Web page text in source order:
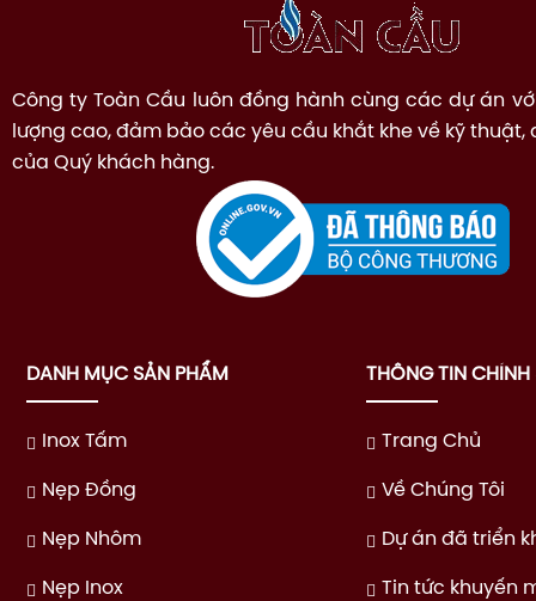
Công ty Toàn Cầu luôn đồng hành cùng các dự án
lượng cao, đảm bảo các yêu cầu khắt khe về kỹ thuật,
của Quý khách hàng.
DANH MỤC SẢN PHẨM
Inox Tấm
Nẹp Đồng
Nẹp Nhôm
Nẹp Inox
THÔNG TIN CHÍNH
Trang Chủ
Về Chúng Tôi
Dự án đã triển
Tin tức khuyến